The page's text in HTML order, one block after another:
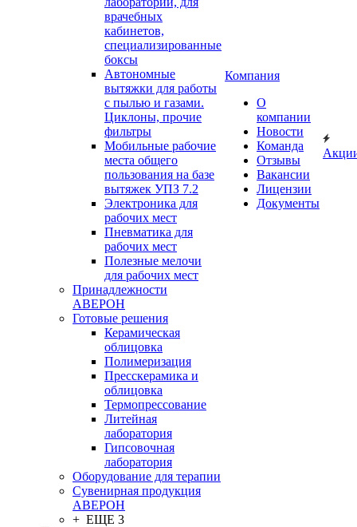
врачебных
кабинетов,
специализированные
боксы
Автономные
вытяжки для работы
с пылью и газами.
Циклоны, прочие
фильтры
Мобильные рабочие
места общего
пользования на базе
вытяжек УПЗ 7.2
Электроника для
рабочих мест
Пневматика для
рабочих мест
Полезные мелочи
для рабочих мест
Принадлежности
АВЕРОН
Готовые решения
Керамическая
облицовка
Полимеризация
Пресскерамика и
облицовка
Термопрессование
Литейная
лаборатория
Гипсовочная
лаборатория
Оборудование для терапии
Сувенирная продукция
АВЕРОН
+ ЕЩЕ 3
Компания
О
компании
Новости
Команда
Отзывы
Вакансии
Лицензии
Документы